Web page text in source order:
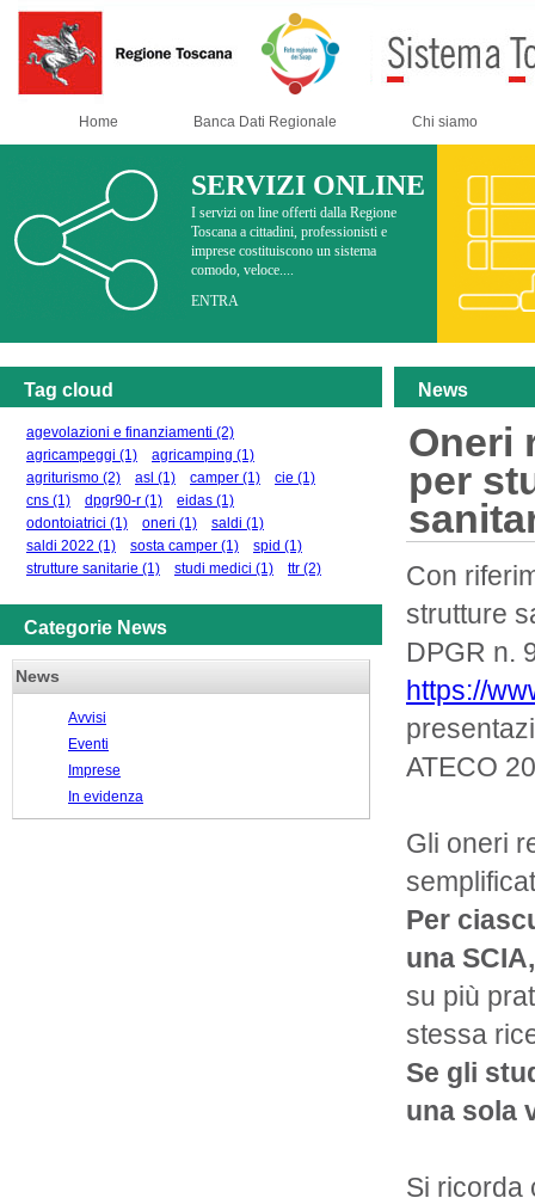
Home Banca Dati Regionale Chi siamo
SERVIZI ONLINE
I servizi on line offerti dalla Regione
Toscana a cittadini, professionisti e
imprese costituiscono un sistema
comodo, veloce....
ENTRA
Tag cloud
agevolazioni e finanziamenti (2)
agricampeggi (1) agricamping (1)
agriturismo (2) asl (1) camper (1) cie (1)
cns (1) dpgr90-r (1) eidas (1)
odontoiatrici (1) oneri (1) saldi (1)
saldi 2022 (1) sosta camper (1) spid (1)
strutture sanitarie (1) studi medici (1) ttr (2)
Categorie News
News
Avvisi
Eventi
Imprese
In evidenza
News
Oneri
per
Con
strutture
DPGR n.
https://
ATECO
Gli oneri
Per
una
su più
stessa
Se gli
una sola
Si ricorda